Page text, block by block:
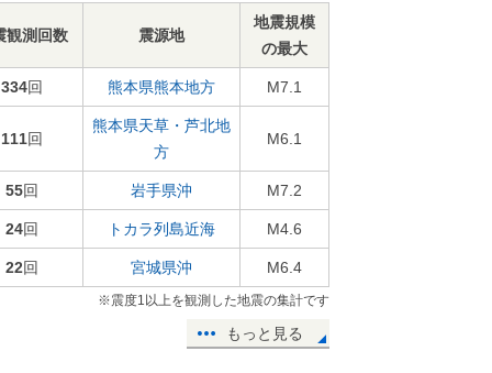
観測回数 震源地
地震規模
の最大
334回 熊本県熊本地方 M7.1
111回
熊本県天草・芦北地
方
M6.1
55回 岩手県沖 M7.2
24回 トカラ列島近海 M4.6
22回 宮城県沖 M6.4
※震度1以上を観測した地震の集計です
もっと見る